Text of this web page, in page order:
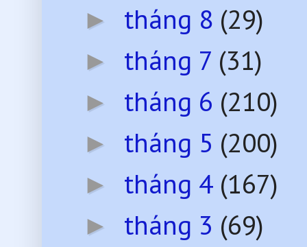
► tháng 8 (29)
► tháng 7 (31)
► tháng 6 (210)
► tháng 5 (200)
► tháng 4 (167)
► tháng 3 (69)